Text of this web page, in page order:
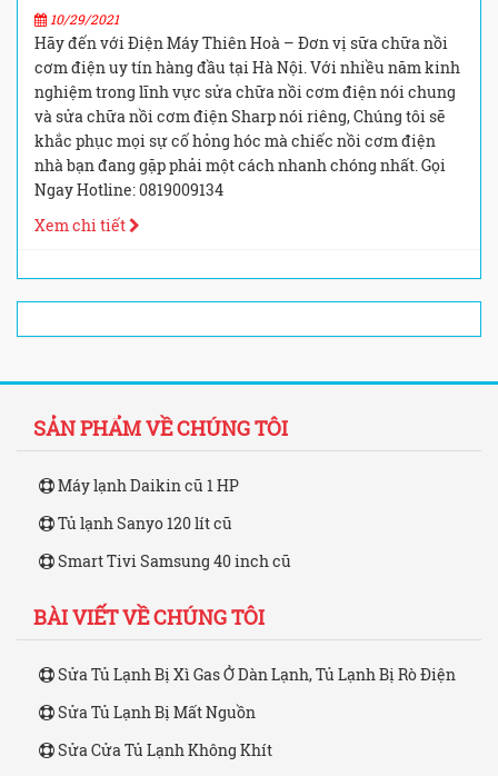
10/29/2021
Hãy đến với Điện Máy Thiên Hoà – Đơn vị sữa chữa nồi
cơm điện uy tín hàng đầu tại Hà Nội. Với nhiều năm kinh
nghiệm trong lĩnh vực sửa chữa nồi cơm điện nói chung
và sửa chữa nồi cơm điện Sharp nói riêng, Chúng tôi sẽ
khắc phục mọi sự cố hỏng hóc mà chiếc nồi cơm điện
nhà bạn đang gặp phải một cách nhanh chóng nhất. Gọi
Ngay Hotline: 0819009134
Xem chi tiết
SẢN PHẨM VỀ CHÚNG TÔI
Máy lạnh Daikin cũ 1 HP
Tủ lạnh Sanyo 120 lít cũ
Smart Tivi Samsung 40 inch cũ
BÀI VIẾT VỀ CHÚNG TÔI
Sửa Tủ Lạnh Bị Xì Gas Ở Dàn Lạnh, Tủ Lạnh Bị Rò Điện
Sửa Tủ Lạnh Bị Mất Nguồn
Sửa Cửa Tủ Lạnh Không Khít